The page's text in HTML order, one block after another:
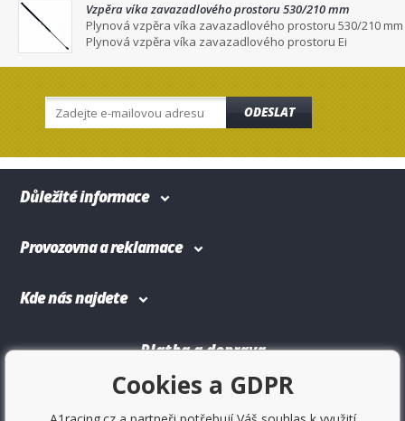
Vzpěra víka zavazadlového prostoru 530/210 mm
Plynová vzpěra víka zavazadlového prostoru 530/210 mm
Plynová vzpěra víka zavazadlového prostoru Ei
ODESLAT
Důležité informace
Provozovna a reklamace
Kde nás najdete
Platba a doprava
Cookies a GDPR